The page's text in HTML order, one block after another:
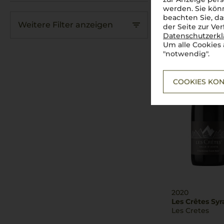
werden. Sie
beachten Sie,
der Seite zur
Um alle
"notwendig".
COOKIES
Weitere Filter anzeigen
Les Crêtes
Les Cretes
2020
Les Crêtes
Les Cretes